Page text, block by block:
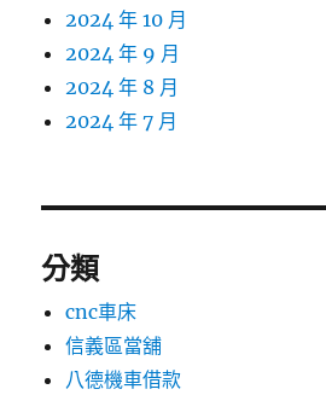
2024 年 10 月
2024 年 9 月
2024 年 8 月
2024 年 7 月
分類
cnc車床
信義區當舖
八德機車借款